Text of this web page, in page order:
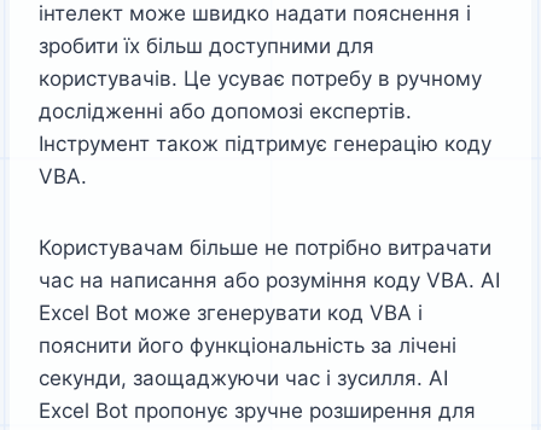
інтелект може швидко надати пояснення і
зробити їх більш доступними для
користувачів. Це усуває потребу в ручному
дослідженні або допомозі експертів.
Інструмент також підтримує генерацію коду
VBA.
Користувачам більше не потрібно витрачати
час на написання або розуміння коду VBA. AI
Excel Bot може згенерувати код VBA і
пояснити його функціональність за лічені
секунди, заощаджуючи час і зусилля. AI
Excel Bot пропонує зручне розширення для